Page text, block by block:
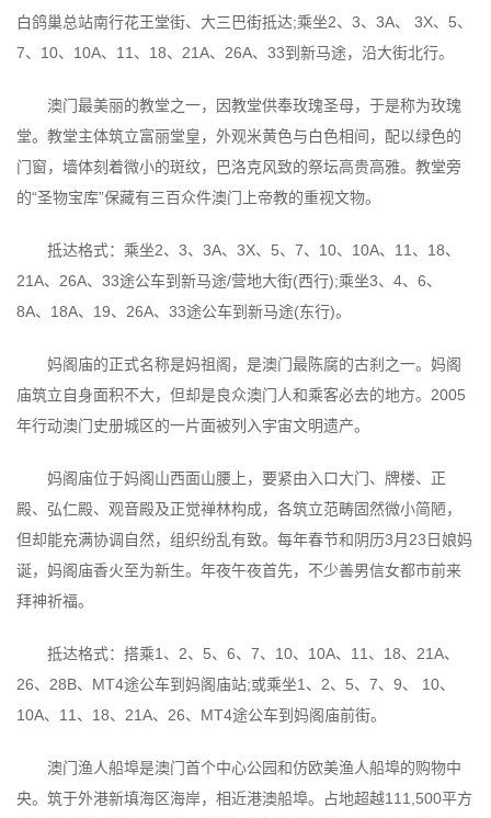
白鸽巢总站南行花王堂街、大三巴街抵达;乘坐2、3、3A、 3X、5、
7、10、10A、11、18、21A、26A、33到新马途，沿大街北行。
澳门最美丽的教堂之一，因教堂供奉玫瑰圣母，于是称为玫瑰
堂。教堂主体筑立富丽堂皇，外观米黄色与白色相间，配以绿色的
门窗，墙体刻着微小的斑纹，巴洛克风致的祭坛高贵高雅。教堂旁
的“圣物宝库”保藏有三百众件澳门上帝教的重视文物。
抵达格式：乘坐2、3、3A、3X、5、7、10、10A、11、18、
21A、26A、33途公车到新马途/营地大街(西行);乘坐3、4、6、
8A、18A、19、26A、33途公车到新马途(东行)。
妈阁庙的正式名称是妈祖阁，是澳门最陈腐的古刹之一。妈阁
庙筑立自身面积不大，但却是良众澳门人和乘客必去的地方。2005
年行动澳门史册城区的一片面被列入宇宙文明遗产。
妈阁庙位于妈阁山西面山腰上，要紧由入口大门、牌楼、正
殿、弘仁殿、观音殿及正觉禅林构成，各筑立范畴固然微小简陋，
但却能充满协调自然，组织纷乱有致。每年春节和阴历3月23日娘妈
诞，妈阁庙香火至为新生。年夜午夜首先，不少善男信女都市前来
拜神祈福。
抵达格式：搭乘1、2、5、6、7、10、10A、11、18、21A、
26、28B、MT4途公车到妈阁庙站;或乘坐1、2、5、7、9、 10、
10A、11、18、21A、26、MT4途公车到妈阁庙前街。
澳门渔人船埠是澳门首个中心公园和仿欧美渔人船埠的购物中
央。筑于外港新填海区海岸，相近港澳船埠。占地超越111,500平方